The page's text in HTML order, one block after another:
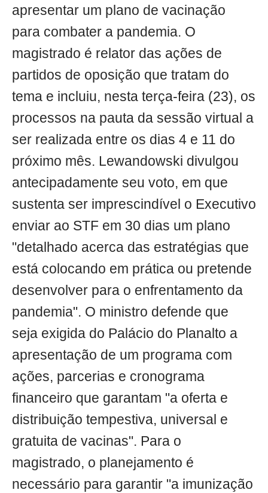
apresentar um plano de vacinação
para combater a pandemia. O
magistrado é relator das ações de
partidos de oposição que tratam do
tema e incluiu, nesta terça-feira (23), os
processos na pauta da sessão virtual a
ser realizada entre os dias 4 e 11 do
próximo mês. Lewandowski divulgou
antecipadamente seu voto, em que
sustenta ser imprescindível o Executivo
enviar ao STF em 30 dias um plano
"detalhado acerca das estratégias que
está colocando em prática ou pretende
desenvolver para o enfrentamento da
pandemia". O ministro defende que
seja exigida do Palácio do Planalto a
apresentação de um programa com
ações, parcerias e cronograma
financeiro que garantam "a oferta e
distribuição tempestiva, universal e
gratuita de vacinas". Para o
magistrado, o planejamento é
necessário para garantir "a imunização